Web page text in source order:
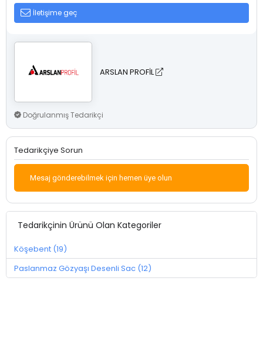
İletişime geç
ARSLAN PROFİL
Doğrulanmış Tedarikçi
Tedarikçiye Sorun
Mesaj gönderebilmek için hemen üye olun
Tedarikçinin Ürünü Olan Kategoriler
Köşebent (19)
Paslanmaz Gözyaşı Desenli Sac (12)